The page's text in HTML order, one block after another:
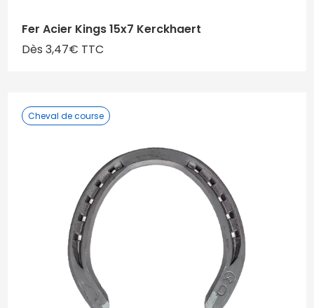
Fer Acier Kings 15x7 Kerckhaert
Dès 3,47€ TTC
Cheval de course